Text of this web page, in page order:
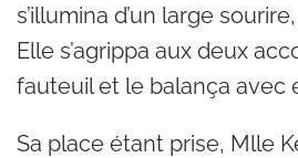
s’illumina d’un large
Elle s’agrippa aux deux
fauteuil et le balança avec
Sa place étant prise, Mlle